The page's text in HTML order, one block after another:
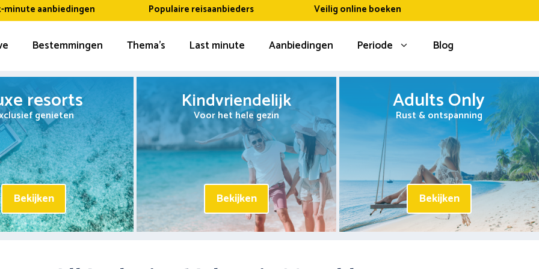
minute aanbiedingen Populaire reisaanbieders Veilig online boeken
Bestemmingen Thema’s Last minute Aanbiedingen Periode Blog
resorts
genieten
Bekijken
Kindvriendelijk
Voor het hele gezin
Bekijken
Adults Only
Rust & ontspanning
Bekijken